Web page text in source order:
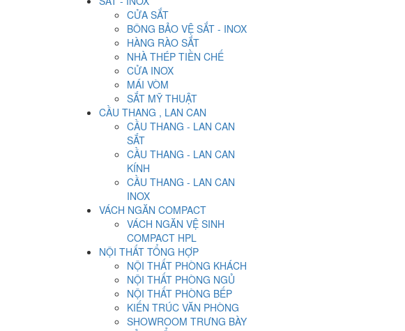
CỬA SẮT
BÔNG BẢO VỆ SẮT - INOX
HÀNG RÀO SẮT
NHÀ THÉP TIỀN CHẾ
CỬA INOX
MÁI VÒM
SẮT MỸ THUẬT
CẦU THANG , LAN CAN
CẦU THANG - LAN CAN
SẮT
CẦU THANG - LAN CAN
KÍNH
CẦU THANG - LAN CAN
INOX
VÁCH NGĂN COMPACT
VÁCH NGĂN VỆ SINH
COMPACT HPL
NỘI THẤT TỔNG HỢP
NỘI THẤT PHÒNG KHÁCH
NỘI THẤT PHÒNG NGỦ
NỘI THẤT PHÒNG BẾP
KIẾN TRÚC VĂN PHÒNG
SHOWROOM TRƯNG BÀY